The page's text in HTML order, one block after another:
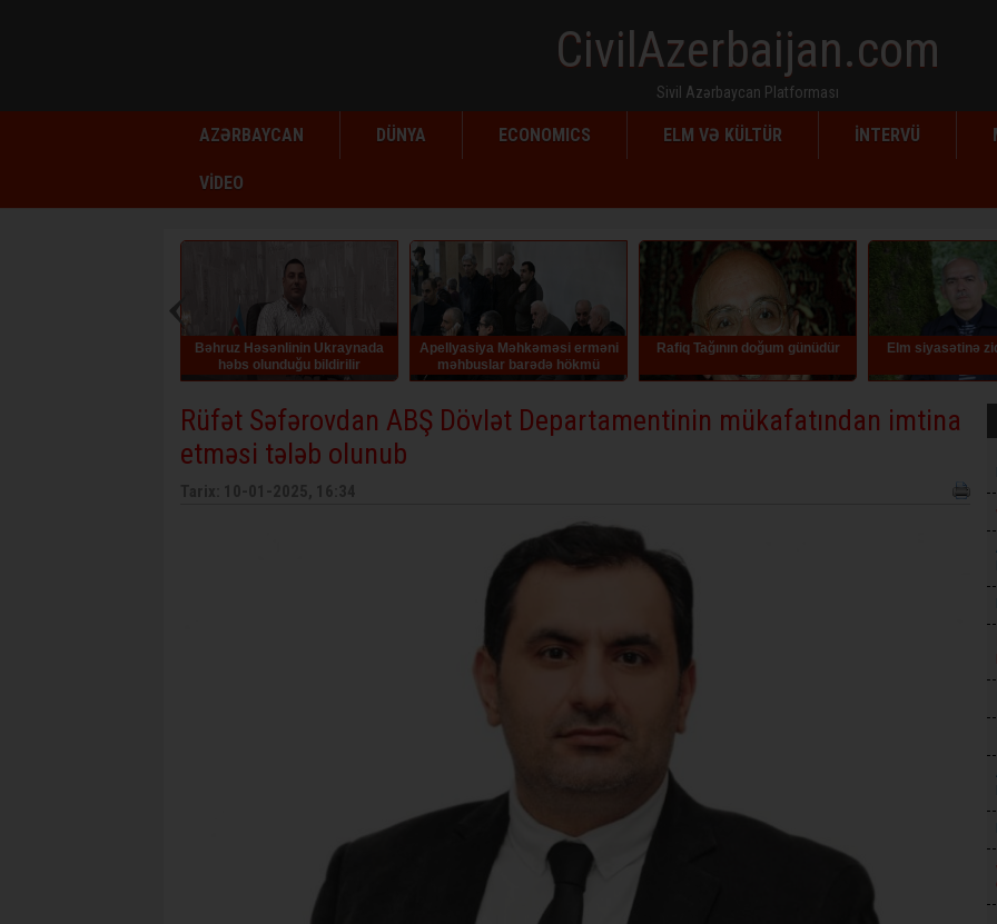
CivilAzerbaijan.com
Sivil Azərbaycan Platforması
AZƏRBAYCAN DÜNYA ECONOMICS ELM VƏ KÜLTÜR İNTERVÜ
VİDEO
Bəhruz Həsənlinin Ukraynada
həbs olunduğu bildirilir
Apellyasiya Məhkəməsi erməni
məhbuslar barədə hökmü
qüvvədə saxlayıb
Rafiq Tağının doğum günüdür Elm siyasətinə zidd addımlar
Rüfət Səfərovdan ABŞ Dövlət Departamentinin mükafatından imtina
etməsi tələb olunub